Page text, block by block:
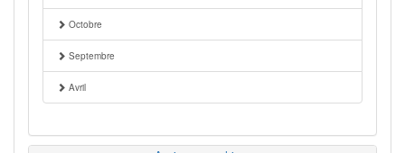
Octobre
Septembre
Avril